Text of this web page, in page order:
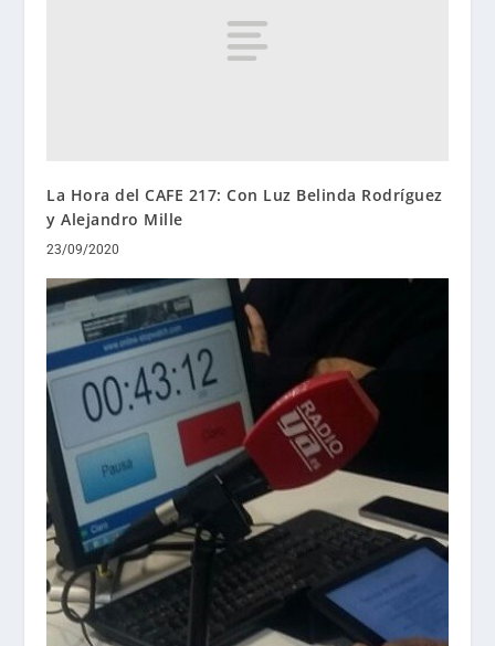
La Hora del CAFE 217: Con Luz Belinda Rodríguez
y Alejandro Mille
23/09/2020